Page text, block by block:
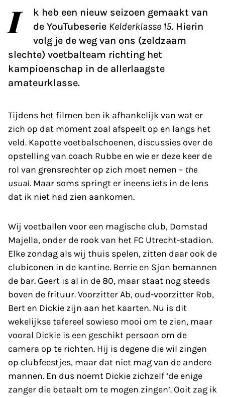
I
k heb een nieuw seizoen gemaakt van
de You­Tubeserie Kelderklasse 15. Hierin
volg je de weg van ons (zeldzaam
slechte) voetbalteam richting het
kampioenschap in de allerlaagste
amateurklasse.
Tijdens het filmen ben ik afhankelijk van wat er
zich op dat moment zoal afspeelt op en langs het
veld. Kapotte voetbalschoenen, discussies over de
opstelling van coach Rubbe en wie er deze keer de
rol van grensrechter op zich moet nemen – the
usual. Maar soms springt er ineens iets in de lens
dat ik niet had zien aankomen.
Wij voetballen voor een magische club, Domstad
Majella, onder de rook van het FC Utrecht-stadion.
Elke zondag als wij thuis spelen, zitten daar ook de
clubiconen in de kantine. Berrie en Sjon bemannen
de bar. Geert is al in de 80, maar staat nog steeds
boven de frituur. Voorzitter Ab, oud-voorzitter Rob,
Bert en Dickie zijn aan het kaarten. Nu is dit
wekelijkse tafereel sowieso mooi om te zien, maar
vooral Dickie is een geschikt persoon om de
camera op te richten. Hij is degene die wil zingen
op clubfeestjes, maar dat niet mag van de andere
mannen. En dus noemt Dickie zichzelf ‘de enige
zanger die betaalt om te mogen zingen’. Ooit zag ik